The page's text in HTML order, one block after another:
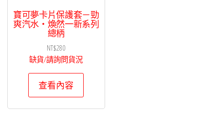
寶可夢卡片保護套－勁
爽汽水・煥然一新系列
總柄
NT$280
缺貨/請詢問貨況
查看內容